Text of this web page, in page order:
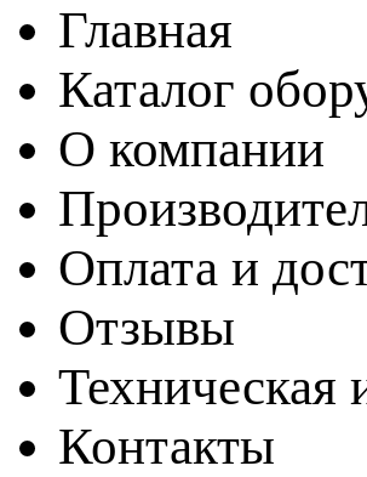
Главная
Каталог
О компании
Оплата и
Отзывы
Техническая
Контакты